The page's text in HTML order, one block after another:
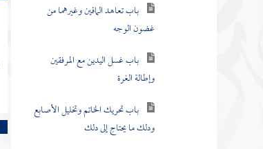
باب تعاهد الماقين وغيرهما من
غضون الوجه
باب غسل اليدين مع المرفقين
وإطالة الغرة
باب تحريك الخاتم وتخليل الأصابع
ودلك ما يحتاج إلى دلك